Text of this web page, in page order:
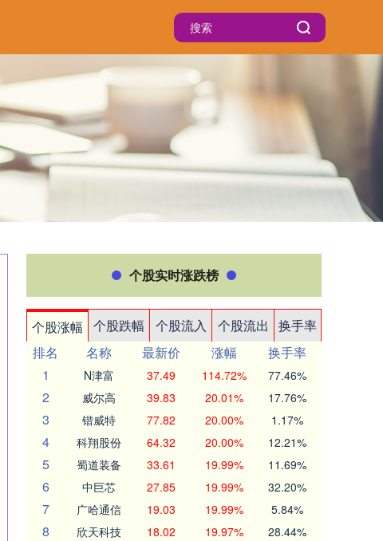
个股实时涨跌榜
个股涨幅 个股跌幅 个股流入 个股流出
换手率
排名
名称 最新价 涨幅
换手率
1
N津富 37.49 114.72% 77.46%
2 威尔高 39.83 20.01% 17.76%
3 锴威特 77.82 20.00% 1.17%
4 科翔股份 64.32 20.00% 12.21%
5 蜀道装备 33.61 19.99% 11.69%
6 中巨芯 27.85 19.99% 32.20%
7 广哈通信 19.03 19.99% 5.84%
8 欣天科技 18.02 19.97% 28.44%